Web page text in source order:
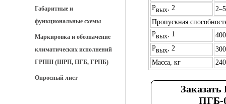
Габаритные и
функциональные схемы
Маркировка и обозначение
климатических исполнений
ГРПШ (ШРП, ПГБ, ГРПБ)
Опросный лист
Рвых, 2
2–5
Пропускная
Рвых, 1
400
Рвых, 2
300
Масса, кг
ПГБ-